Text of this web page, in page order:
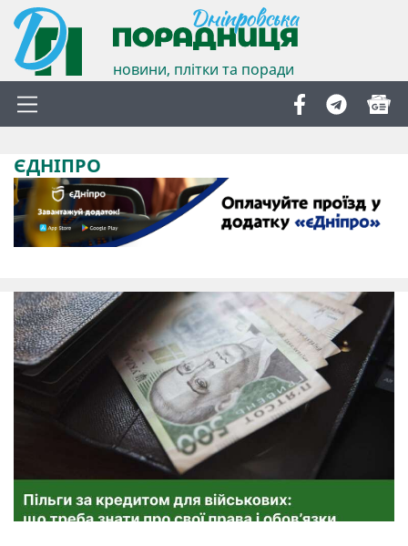
новини, плітки та поради
ЄДНІПРО